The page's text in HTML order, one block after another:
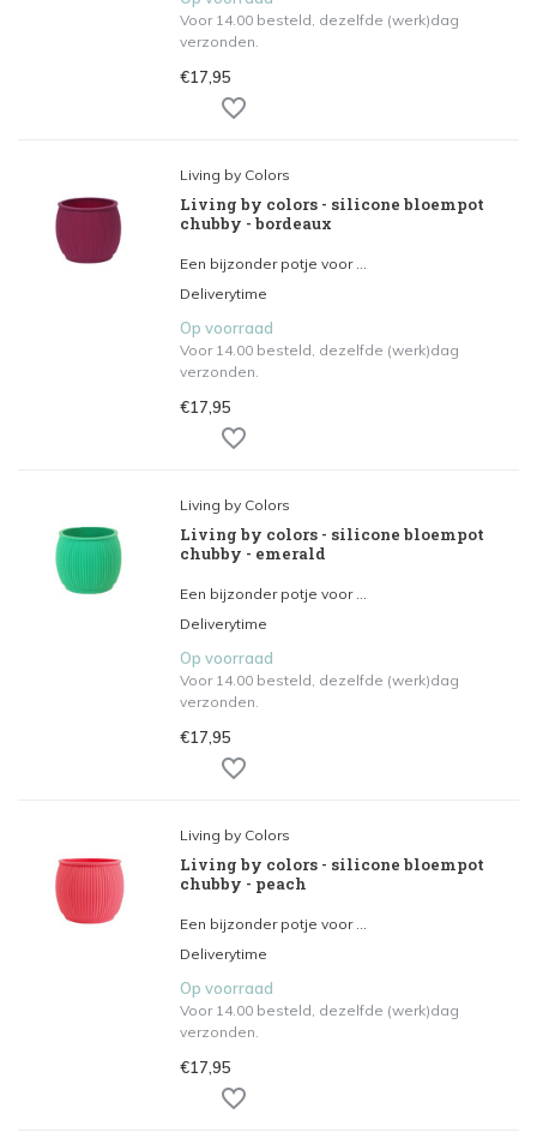
Voor 14.00 besteld, dezelfde (werk)dag
verzonden.
€17,95
Living by Colors
Living by colors - silicone bloempot
chubby - bordeaux
Een bijzonder potje voor ...
Deliverytime
Op voorraad
Voor 14.00 besteld, dezelfde (werk)dag
verzonden.
€17,95
Living by Colors
Living by colors - silicone bloempot
chubby - emerald
Een bijzonder potje voor ...
Deliverytime
Op voorraad
Voor 14.00 besteld, dezelfde (werk)dag
verzonden.
€17,95
Living by Colors
Living by colors - silicone bloempot
chubby - peach
Een bijzonder potje voor ...
Deliverytime
Op voorraad
Voor 14.00 besteld, dezelfde (werk)dag
verzonden.
€17,95